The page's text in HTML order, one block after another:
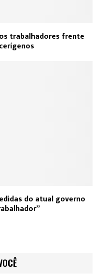
trabalhadores frente
do atual governo